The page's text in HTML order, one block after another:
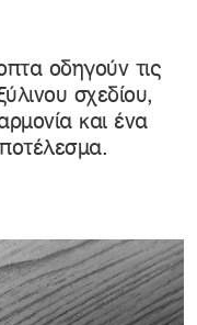
οδηγούν τις
σχεδίου,
και ένα